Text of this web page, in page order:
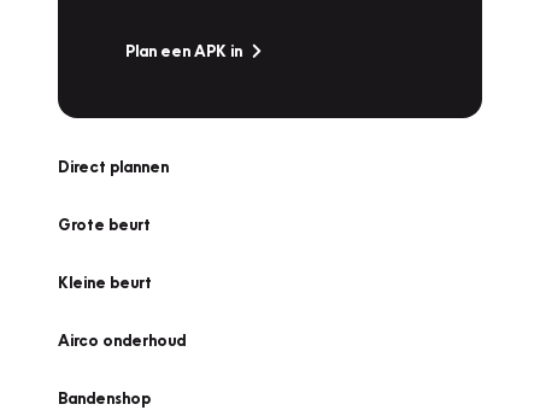
Plan een APK in
Direct plannen
Grote beurt
Kleine beurt
Airco onderhoud
Bandenshop